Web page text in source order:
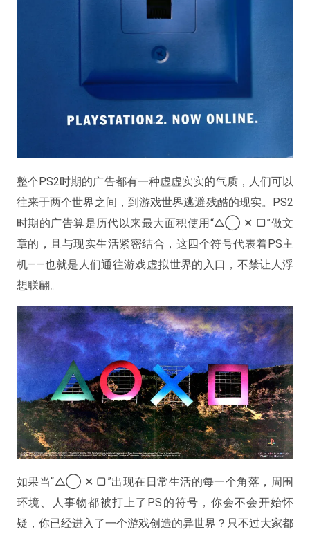
整个PS2时期的广告都有一种虚虚实实的气质，人们可以
往来于两个世界之间，到游戏世界逃避残酷的现实。PS2
时期的广告算是历代以来最大面积使用“△◯ ✕ ▢”做文
章的，且与现实生活紧密结合，这四个符号代表着PS主
机——也就是人们通往游戏虚拟世界的入口，不禁让人浮
想联翩。
如果当“△◯ ✕ ▢”出现在日常生活的每一个角落，周围
环境、人事物都被打上了PS的符号，你会不会开始怀
疑，你已经进入了一个游戏创造的异世界？只不过大家都